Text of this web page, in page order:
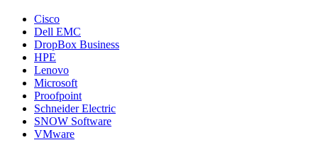
Cisco
Dell EMC
DropBox Business
HPE
Lenovo
Microsoft
Proofpoint
Schneider Electric
SNOW Software
VMware